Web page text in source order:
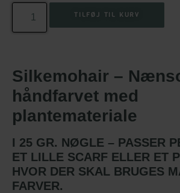
TILFØJ TIL KURV
Silkemohair –
håndfarvet med
plantemateriale
I 25 GR. NØGLE – PASSER
ET LILLE SCARF ELLER ET
HVOR DER SKAL BRUGES
FARVER.